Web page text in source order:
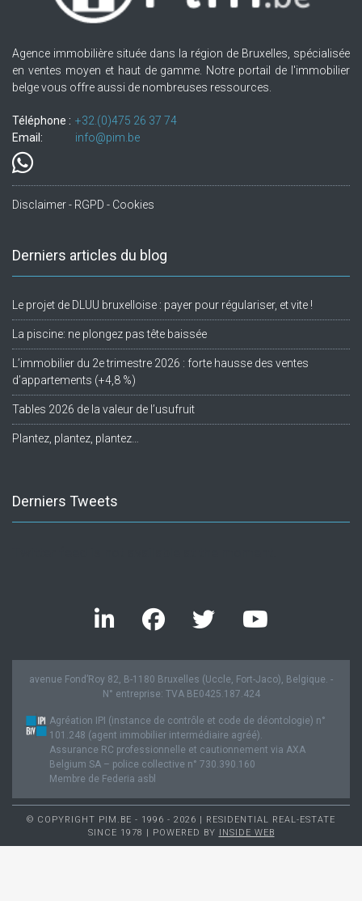
Agence immobilière située dans la région de Bruxelles, spécialisée
en ventes moyen et haut de gamme. Notre portail de l'immobilier
belge vous offre aussi de nombreuses ressources.
Téléphone : +32.(0)475 26 37 74
Email:
info@pim.be
Disclaimer - RGPD - Cookies
Derniers articles du blog
Le projet de DLUU bruxelloise : payer pour régulariser, et vite !
La piscine: ne plongez pas tête baissée
L’immobilier du 2e trimestre 2026 : forte hausse des ventes
d’appartements (+4,8 %)
Tables 2026 de la valeur de l’usufruit
Plantez, plantez, plantez…
Derniers Tweets
avenue Fond’Roy 82, B-1180 Bruxelles (Uccle, Fort-Jaco), Belgique. -
N° entreprise: TVA BE0425.187.424
Agréation IPI (instance de contrôle et code de déontologie) n°
101.248 (agent immobilier intermédiaire agréé).
Assurance RC professionnelle et cautionnement via AXA
Belgium SA – police collective n° 730.390.160
Membre de Federia asbl
© COPYRIGHT PIM.BE - 1996 - 2026 | RESIDENTIAL REAL-ESTATE
SINCE 1978 | POWERED BY
INSIDE WEB